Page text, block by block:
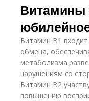
Витамины
Витамин В1
обмена,
метаболизма
нарушениям со
Витамин В2
повышению